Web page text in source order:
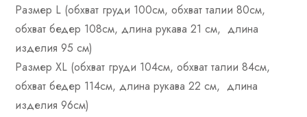
Размер L (обхват груди 100см, обхват талии 80см,
обхват бедер 108см, длина рукава 21 см, длина
изделия 95 см)
Размер XL (обхват груди 104см, обхват талии 84см,
обхват бедер 114см, длина рукава 22 см, длина
изделия 96см)